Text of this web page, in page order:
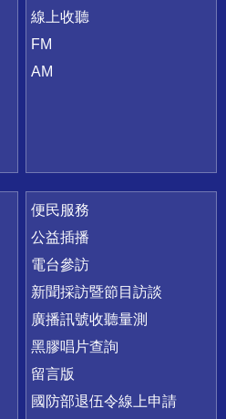
線上收聽
FM
AM
便民服務
公益插播
電台參訪
新聞採訪暨節目訪談
廣播訊號收聽量測
黑膠唱片查詢
留言版
國防部退伍令線上申請